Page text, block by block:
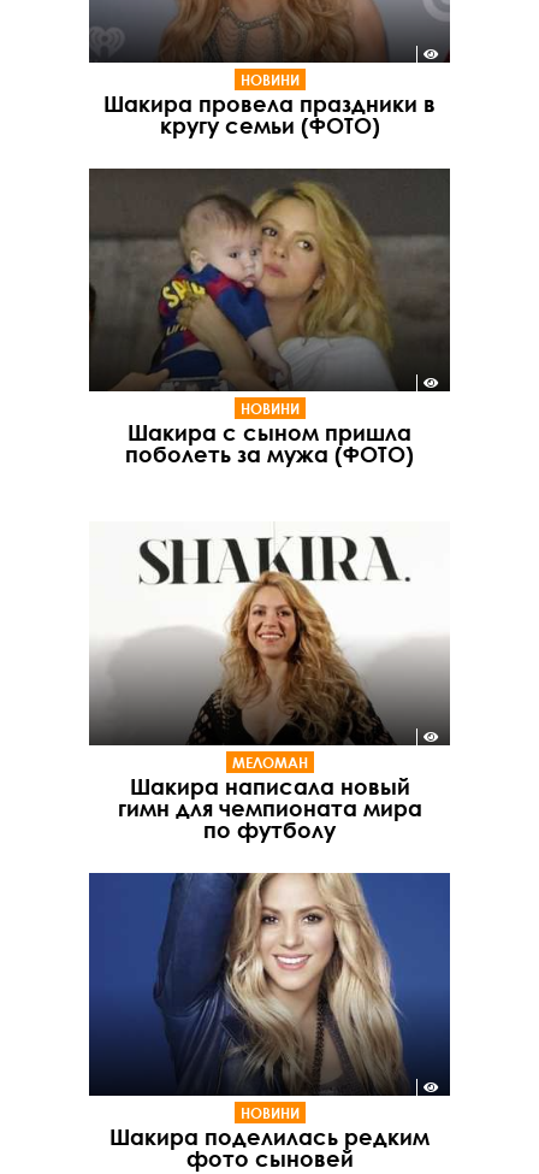
НОВИНИ
Шакира провела праздники в
кругу семьи (ФОТО)
НОВИНИ
Шакира с сыном пришла
поболеть за мужа (ФОТО)
МЕЛОМАН
Шакира написала новый
гимн для чемпионата мира
по футболу
НОВИНИ
Шакира поделилась редким
фото сыновей